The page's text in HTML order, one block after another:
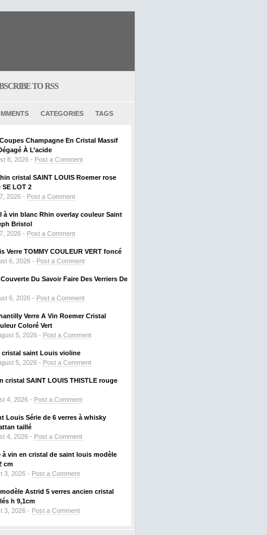
TO RSS
CATEGORIES TAGS
Champagne En Cristal Massif
À L’acide
8, 2026 - Post a Comment
cristal SAINT LOUIS Roemer rose
LOT 2
2026 - Post a Comment
à vin blanc Rhin overlay couleur Saint
Bristol
2026 - Post a Comment
Verre TOMMY COULEUR VERT foncé
6, 2026 - Post a Comment
Du Savoir Faire Des Verriers De
6, 2026 - Post a Comment
Verre A Vin Roemer Cristal
Coloré Vert
5, 2026 - Post a Comment
cristal saint Louis violine
5, 2026 - Post a Comment
cristal SAINT LOUIS THISTLE rouge
4, 2026 - Post a Comment
Louis Série de 6 verres à whisky
taillé
4, 2026 - Post a Comment
à vin en cristal de saint louis modèle
cm
3, 2026 - Post a Comment
Astrid 5 verres ancien cristal
h 9,1cm
3, 2026 - Post a Comment